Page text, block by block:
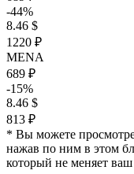
-44%
8.46 $
1220 ₽
MENA
689 ₽
-15%
8.46 $
813 ₽
* Вы можете
нажав по ним в этом
который не меняет